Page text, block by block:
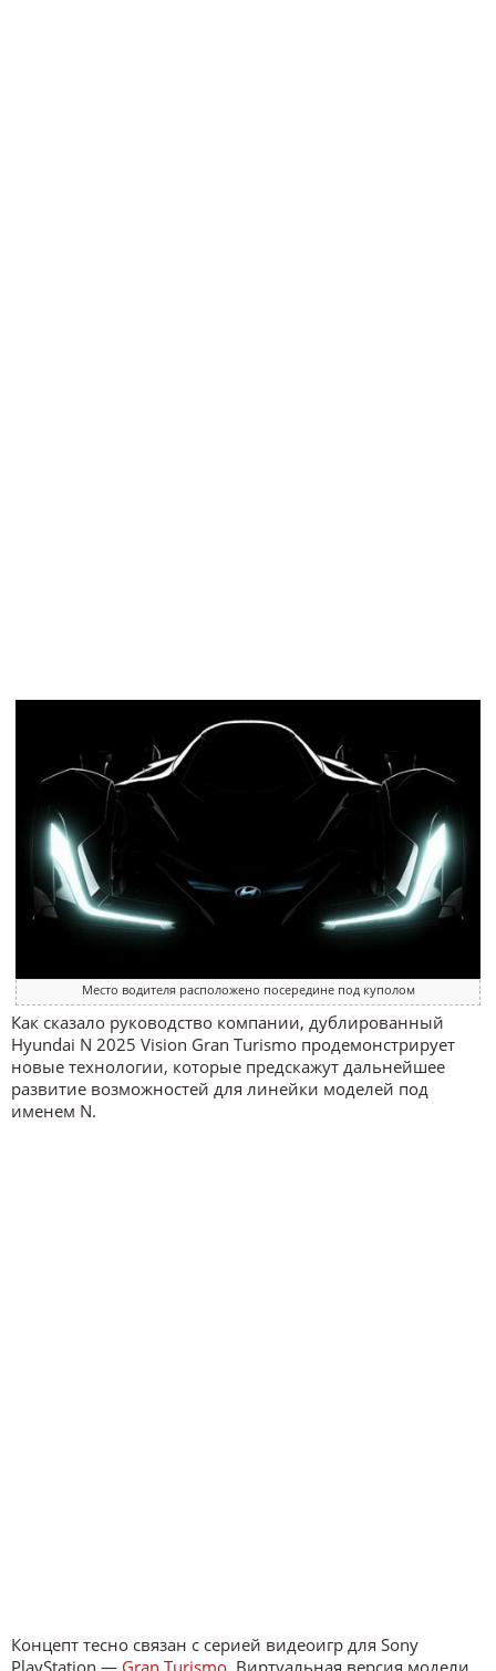
Место водителя расположено посередине под куполом
Как сказало руководство компании, дублированный
Hyundai N 2025 Vision Gran Turismo продемонстрирует
новые технологии, которые предскажут дальнейшее
развитие возможностей для линейки моделей под
именем N.
Концепт тесно связан с серией видеоигр для Sony